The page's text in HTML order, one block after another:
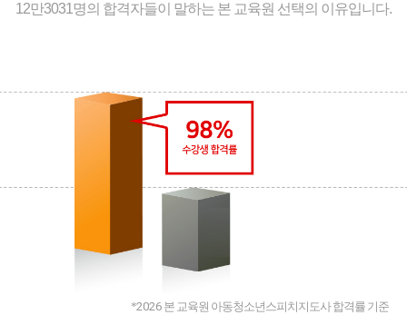
12만3031명의 합격자들이 말하는 본 교육원 선택의 이유입니다.
*2026 본 교육원 아동청소년스피치지도사 합격률 기준